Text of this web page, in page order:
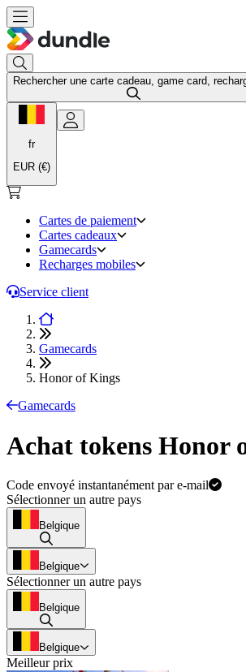
Rechercher une carte cadeau, game card,
fr
EUR (€)
Cartes de paiement
Cartes cadeaux
Gamecards
Recharges mobiles
Service client
Gamecards
Honor of Kings
Gamecards
Achat tokens Honor
Code envoyé instantanément par e-mail
Sélectionner un autre pays
Belgique
Belgique
Sélectionner un autre pays
Belgique
Belgique
Meilleur prix